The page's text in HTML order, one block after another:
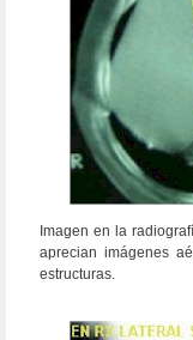
Imagen en la
aprecian imágenes
estructuras.